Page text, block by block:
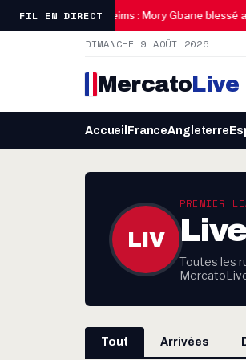
FIL EN DIRECT
10:45 Reims : Mory Gbane blessé au
DIMANCHE 9 AOÛT 2026
MercatoLive
Accueil FranceAngleterre
LIV
PREMIER
Toutes les
Tout Arrivées